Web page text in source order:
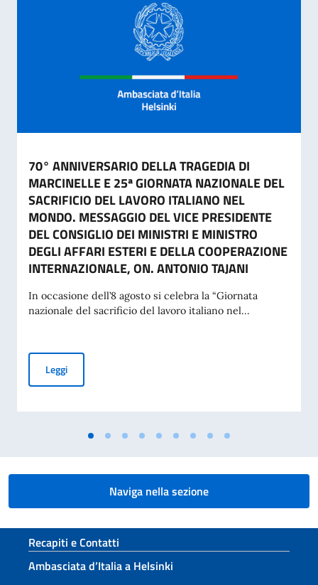
70° ANNIVERSARIO DELLA TRAGEDIA DI
MARCINELLE E 25ª GIORNATA NAZIONALE DEL
SACRIFICIO DEL LAVORO ITALIANO NEL
MONDO. MESSAGGIO DEL VICE PRESIDENTE
DEL CONSIGLIO DEI MINISTRI E MINISTRO
DEGLI AFFARI ESTERI E DELLA COOPERAZIONE
INTERNAZIONALE, ON. ANTONIO TAJANI
In occasione dell’8 agosto si celebra la “Giornata
nazionale del sacrificio del lavoro italiano nel...
Leggi70° ANNIVERSARIO DELLA TRAGEDIA DI MARCINELLE E
Naviga nella sezione
Sezione footer
Recapiti e Contatti
Ambasciata d’Italia a Helsinki